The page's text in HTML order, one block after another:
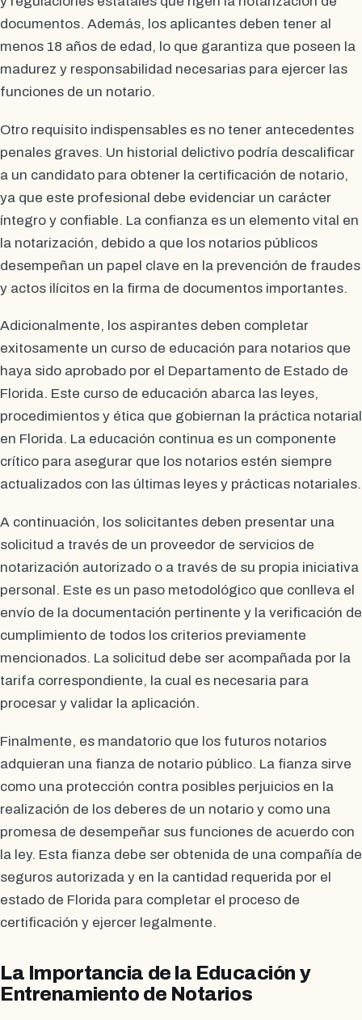
documentos. Además, los aplicantes deben tener al
menos 18 años de edad, lo que garantiza que poseen la
madurez y responsabilidad necesarias para ejercer las
funciones de un notario.
Otro requisito indispensables es no tener antecedentes
penales graves. Un historial delictivo podría descalificar
a un candidato para obtener la certificación de notario,
ya que este profesional debe evidenciar un carácter
íntegro y confiable. La confianza es un elemento vital en
la notarización, debido a que los notarios públicos
desempeñan un papel clave en la prevención de fraudes
y actos ilícitos en la firma de documentos importantes.
Adicionalmente, los aspirantes deben completar
exitosamente un curso de educación para notarios que
haya sido aprobado por el Departamento de Estado de
Florida. Este curso de educación abarca las leyes,
procedimientos y ética que gobiernan la práctica notarial
en Florida. La educación continua es un componente
crítico para asegurar que los notarios estén siempre
actualizados con las últimas leyes y prácticas notariales.
A continuación, los solicitantes deben presentar una
solicitud a través de un proveedor de servicios de
notarización autorizado o a través de su propia iniciativa
personal. Este es un paso metodológico que conlleva el
envío de la documentación pertinente y la verificación de
cumplimiento de todos los criterios previamente
mencionados. La solicitud debe ser acompañada por la
tarifa correspondiente, la cual es necesaria para
procesar y validar la aplicación.
Finalmente, es mandatorio que los futuros notarios
adquieran una fianza de notario público. La fianza sirve
como una protección contra posibles perjuicios en la
realización de los deberes de un notario y como una
promesa de desempeñar sus funciones de acuerdo con
la ley. Esta fianza debe ser obtenida de una compañía de
seguros autorizada y en la cantidad requerida por el
estado de Florida para completar el proceso de
certificación y ejercer legalmente.
La Importancia de la Educación y
Entrenamiento de Notarios